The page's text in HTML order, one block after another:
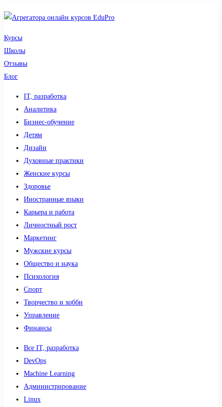
Курсы
Школы
Отзывы
Блог
IT, разработка
Аналитика
Бизнес-обучение
Детям
Дизайн
Духовные практики
Женские курсы
Здоровье
Иностранные языки
Карьера и работа
Личностный рост
Маркетинг
Мужские курсы
Общество и наука
Психология
Спорт
Творчество и хобби
Управление
Финансы
Все IT, разработка
DevOps
Machine Learning
Администрирование
Linux